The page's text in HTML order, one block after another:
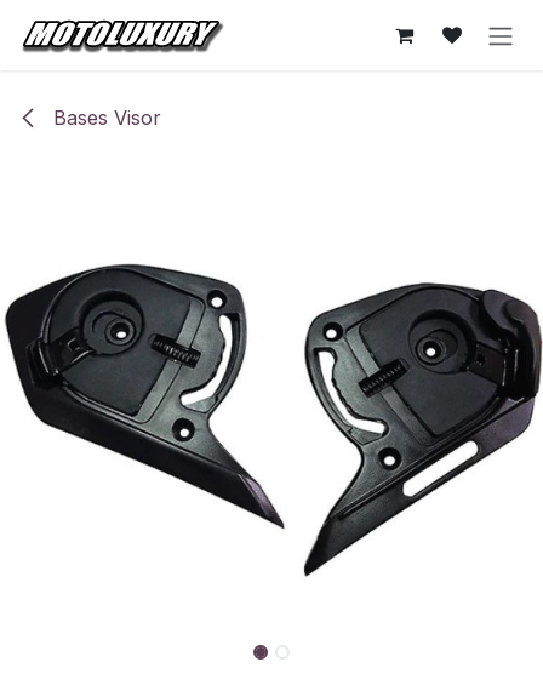
Ir al contenido
Bases Visor